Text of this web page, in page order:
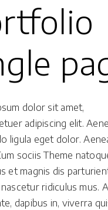
dolor sit amet,
adipiscing elit.
ligula eget dolor.
sociis Theme
et magnis dis
ridiculus mus.
dapibus in, viverra